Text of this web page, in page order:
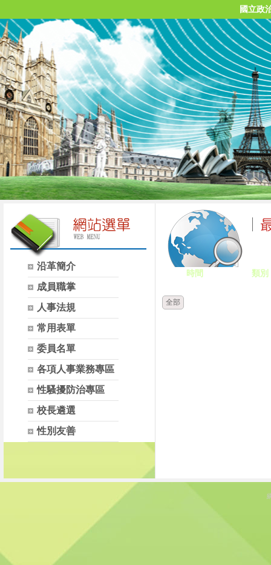
國立政
沿革簡介
成員職掌
人事法規
常用表單
委員名單
各項人事業務專區
性騷擾防治專區
校長遴選
性別友善
時間 類別
全部